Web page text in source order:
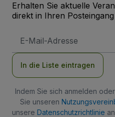
Erhalten Sie aktuelle
direkt in Ihren Posteingang
Mail-
In die Liste eintragen
Indem Sie sich anmelden
Sie unseren
unsere Datenschutzrichtlinie